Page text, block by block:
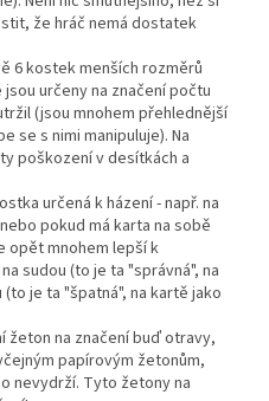
že hráč nemá dostatek
6 kostek menších rozměrů
určeny na značení počtu
(jsou mnohem přehlednější
se s nimi manipuluje). Na
poškození v desítkách a
určená k házení - např. na
pokud má karta na sobě
opět mnohem lepší k
sudou (to je ta "správná", na
je ta "špatná", na kartě jako
žeton na značení buď otravy,
papírovým žetonům,
nevydrží. Tyto žetony na